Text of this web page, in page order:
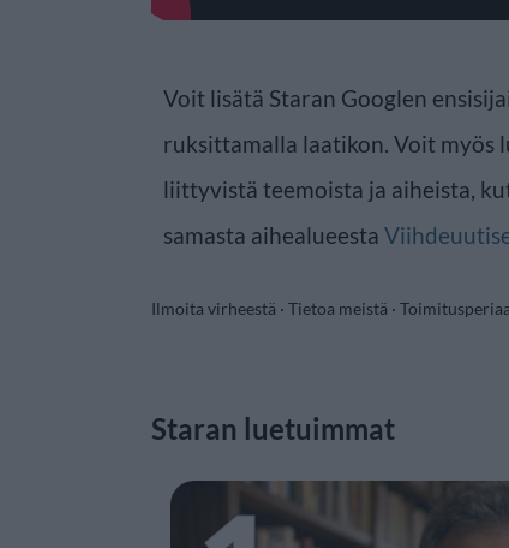
Voit lisätä Staran Googlen
ruksittamalla laatikon. Voit myös
liittyvistä teemoista ja aiheista,
samasta aihealueesta
Ilmoita virheestä · Tietoa meistä ·
Staran luetuimmat